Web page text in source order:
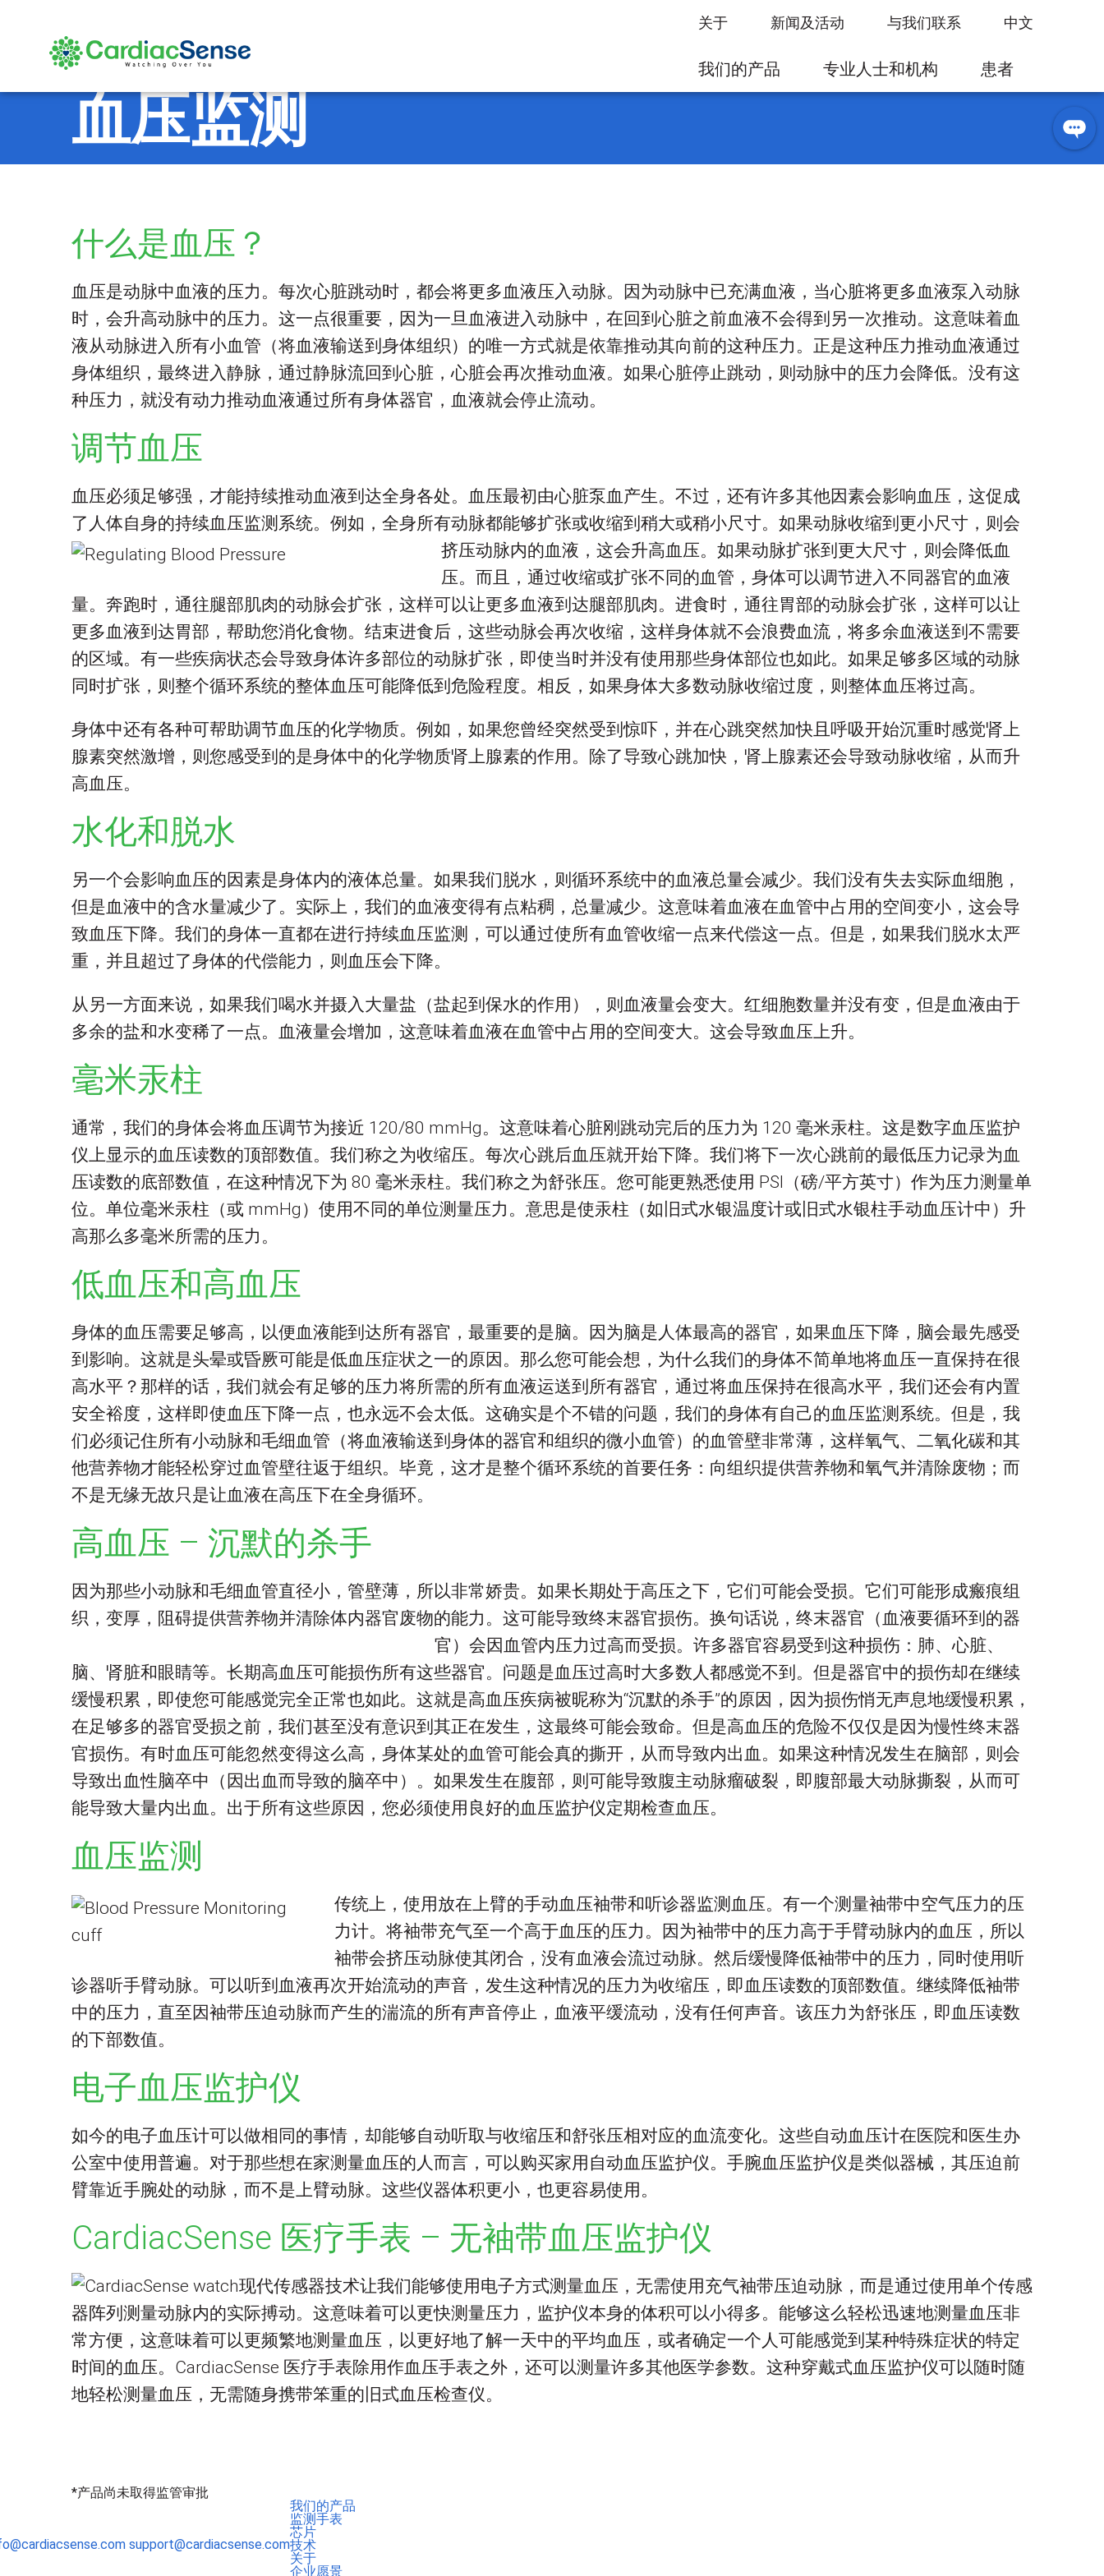
关于 新闻及活动 与我们联系 中文
我们的产品 专业人士和机构 患者
血压监测
什么是血压？
血压是动脉中血液的压力。每次心脏跳动时，都会将更多血液压入动脉。因为动脉中已充满血液，当心脏将更多血液泵入动脉
时，会升高动脉中的压力。这一点很重要，因为一旦血液进入动脉中，在回到心脏之前血液不会得到另一次推动。这意味着血
液从动脉进入所有小血管（将血液输送到身体组织）的唯一方式就是依靠推动其向前的这种压力。正是这种压力推动血液通过
身体组织，最终进入静脉，通过静脉流回到心脏，心脏会再次推动血液。如果心脏停止跳动，则动脉中的压力会降低。没有这
种压力，就没有动力推动血液通过所有身体器官，血液就会停止流动。
调节血压
血压必须足够强，才能持续推动血液到达全身各处。血压最初由心脏泵血产生。不过，还有许多其他因素会影响血压，这促成
了人体自身的持续血压监测系统。例如，全身所有动脉都能够扩张或收缩到稍大或稍小尺寸。 如果动脉收缩到更小尺寸，则会
挤压动脉内的血液，这会升高血压。如果动脉扩张到更大尺寸，则会降低血
压。而且，通过收缩或扩张不同的血管，身体可以调节进入不同器官的血液
量。奔跑时，通往腿部肌肉的动脉会扩张，这样可以让更多血液到达腿部肌肉。进食时，通往胃部的动脉会扩张，这样可以让
更多血液到达胃部，帮助您消化食物。结束进食后，这些动脉会再次收缩，这样身体就不会浪费血流，将多余血液送到不需要
的区域。有一些疾病状态会导致身体许多部位的动脉扩张，即使当时并没有使用那些身体部位也如此。如果足够多区域的动脉
同时扩张，则整个循环系统的整体血压可能降低到危险程度。相反，如果身体大多数动脉收缩过度，则整体血压将过高。
身体中还有各种可帮助调节血压的化学物质。例如，如果您曾经突然受到惊吓，并在心跳突然加快且呼吸开始沉重时感觉肾上
腺素突然激增，则您感受到的是身体中的化学物质肾上腺素的作用。除了导致心跳加快，肾上腺素还会导致动脉收缩，从而升
高血压。
水化和脱水
另一个会影响血压的因素是身体内的液体总量。如果我们脱水，则循环系统中的血液总量会减少。我们没有失去实际血细胞，
但是血液中的含水量减少了。实际上，我们的血液变得有点粘稠，总量减少。这意味着血液在血管中占用的空间变小，这会导
致血压下降。我们的身体一直都在进行持续血压监测，可以通过使所有血管收缩一点来代偿这一点。但是，如果我们脱水太严
重，并且超过了身体的代偿能力，则血压会下降。
从另一方面来说，如果我们喝水并摄入大量盐（盐起到保水的作用），则血液量会变大。红细胞数量并没有变，但是血液由于
多余的盐和水变稀了一点。血液量会增加，这意味着血液在血管中占用的空间变大。这会导致血压上升。
毫米汞柱
通常，我们的身体会将血压调节为接近 120/80 mmHg。这意味着心脏刚跳动完后的压力为 120 毫米汞柱。这是数字血压监护
仪上显示的血压读数的顶部数值。我们称之为收缩压。每次心跳后血压就开始下降。我们将下一次心跳前的最低压力记录为血
压读数的底部数值，在这种情况下为 80 毫米汞柱。我们称之为舒张压。您可能更熟悉使用 PSI（磅/平方英寸）作为压力测量单
位。单位毫米汞柱（或 mmHg）使用不同的单位测量压力。意思是使汞柱（如旧式水银温度计或旧式水银柱手动血压计中）升
高那么多毫米所需的压力。
低血压和高血压
身体的血压需要足够高，以便血液能到达所有器官，最重要的是脑。因为脑是人体最高的器官，如果血压下降，脑会最先感受
到影响。这就是头晕或昏厥可能是低血压症状之一的原因。那么您可能会想，为什么我们的身体不简单地将血压一直保持在很
高水平？那样的话，我们就会有足够的压力将所需的所有血液运送到所有器官，通过将血压保持在很高水平，我们还会有内置
安全裕度，这样即使血压下降一点，也永远不会太低。这确实是个不错的问题，我们的身体有自己的血压监测系统。但是，我
们必须记住所有小动脉和毛细血管（将血液输送到身体的器官和组织的微小血管）的血管壁非常薄，这样氧气、二氧化碳和其
他营养物才能轻松穿过血管壁往返于组织。毕竟，这才是整个循环系统的首要任务：向组织提供营养物和氧气并清除废物；而
不是无缘无故只是让血液在高压下在全身循环。
高血压 – 沉默的杀手
因为那些小动脉和毛细血管直径小，管壁薄，所以非常娇贵。如果长期处于高压之下，它们可能会受损。它们可能形成瘢痕组
织，变厚，阻碍提供营养物并清除体内器官废物的能力。这可能导致终末器官损伤。换句话说，终末器官（血液要循环到的器
官）会因血管内压力过高而受损。 许多器官容易受到这种损伤：肺、心脏、
脑、肾脏和眼睛等。长期高血压可能损伤所有这些器官。问题是血压过高时大多数人都感觉不到。但是器官中的损伤却在继续
缓慢积累，即使您可能感觉完全正常也如此。这就是高血压疾病被昵称为“沉默的杀手”的原因，因为损伤悄无声息地缓慢积累，
在足够多的器官受损之前，我们甚至没有意识到其正在发生，这最终可能会致命。但是高血压的危险不仅仅是因为慢性终末器
官损伤。有时血压可能忽然变得这么高，身体某处的血管可能会真的撕开，从而导致内出血。如果这种情况发生在脑部，则会
导致出血性脑卒中（因出血而导致的脑卒中）。如果发生在腹部，则可能导致腹主动脉瘤破裂，即腹部最大动脉撕裂，从而可
能导致大量内出血。出于所有这些原因，您必须使用良好的血压监护仪定期检查血压。
血压监测
传统上，使用放在上臂的手动血压袖带和听诊器监测血压。有一个测量袖带中空气压力的压
力计。将袖带充气至一个高于血压的压力。因为袖带中的压力高于手臂动脉内的血压，所以
袖带会挤压动脉使其闭合，没有血液会流过动脉。然后缓慢降低袖带中的压力，同时使用听
诊器听手臂动脉。可以听到血液再次开始流动的声音，发生这种情况的压力为收缩压，即血压读数的顶部数值。继续降低袖带
中的压力，直至因袖带压迫动脉而产生的湍流的所有声音停止，血液平缓流动，没有任何声音。该压力为舒张压，即血压读数
的下部数值。
电子血压监护仪
如今的电子血压计可以做相同的事情，却能够自动听取与收缩压和舒张压相对应的血流变化。这些自动血压计在医院和医生办
公室中使用普遍。对于那些想在家测量血压的人而言，可以购买家用自动血压监护仪。手腕血压监护仪是类似器械，其压迫前
臂靠近手腕处的动脉，而不是上臂动脉。这些仪器体积更小，也更容易使用。
CardiacSense 医疗手表 – 无袖带血压监护仪
现代传感器技术让我们能够使用电子方式测量血压，无需使用充气袖带压迫动脉，而是通过使用单个传感
器阵列测量动脉内的实际搏动。这意味着可以更快测量压力，监护仪本身的体积可以小得多。能够这么轻松迅速地测量血压非
常方便，这意味着可以更频繁地测量血压，以更好地了解一天中的平均血压，或者确定一个人可能感觉到某种特殊症状的特定
时间的血压。CardiacSense 医疗手表除用作血压手表之外，还可以测量许多其他医学参数。这种穿戴式血压监护仪可以随时随
地轻松测量血压，无需随身携带笨重的旧式血压检查仪。
*产品尚未取得监管审批
support@cardiacsense.com
我们的产品
监测手表
芯片
技术
关于
企业愿景